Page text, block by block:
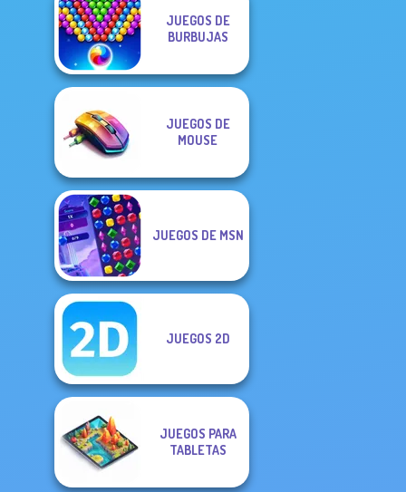
JUEGOS DE
BURBUJAS
JUEGOS DE
MOUSE
JUEGOS DE MSN
JUEGOS 2D
JUEGOS PARA
TABLETAS